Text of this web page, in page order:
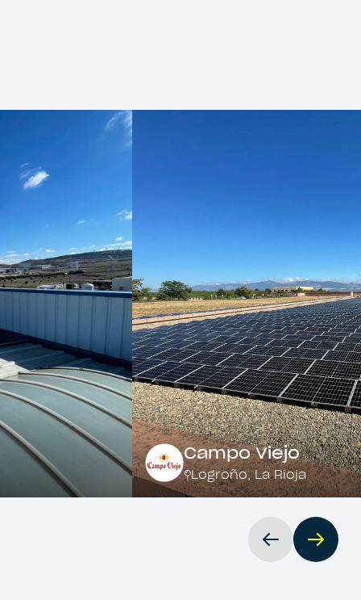
Campo Viejo
Logroño, La Rioja